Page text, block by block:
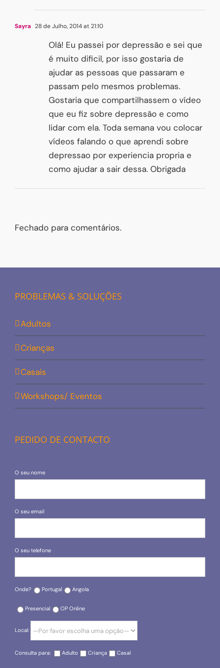
Sayra 28 de Julho, 2014 at 21:10
Olá! Eu passei por depressão e sei que
é muito dificil, por isso gostaria de
ajudar as pessoas que passaram e
passam pelo mesmos problemas.
Gostaria que compartilhassem o vídeo
que eu fiz sobre depressão e como
lidar com ela. Toda semana vou colocar
vídeos falando o que aprendi sobre
depressao por experiencia propria e
como ajudar a sair dessa. Obrigada
Fechado para comentários.
PROBLEMAS & SOLUÇÕES
Adultos
Crianças
Casais
Workshops/ Eventos
PEDIDO DE CONTACTO
O seu nome
O seu email
O seu telefone
Onde? Portugal Angola
Presencial OP Online
Local:
Consulta para: Adulto Criança Casal